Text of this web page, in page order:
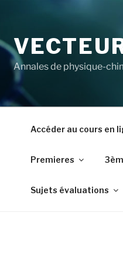
Annales de physique-
Accéder au cours en
Premieres
Sujets évaluations